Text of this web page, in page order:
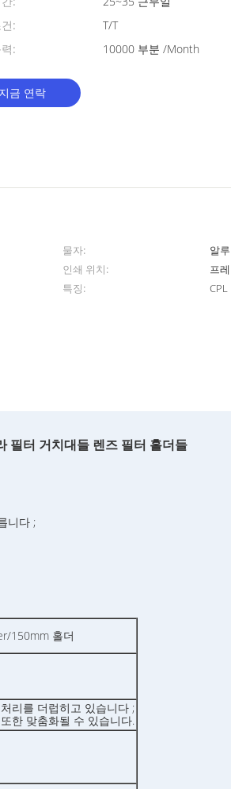
:
T/T
:
10000 부분 /Month
지금 연락
물자:
알
인쇄 위치:
프
특징: CPL
필터 거치대들 렌즈 필터 홀더들
니다 ;
150mm 홀더
리를 더럽히고 있습니다 ;
한 맞춤화될 수 있습니다.